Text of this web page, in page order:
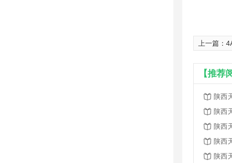
上一篇：
【推荐
陕西
陕西
陕西
陕西
陕西